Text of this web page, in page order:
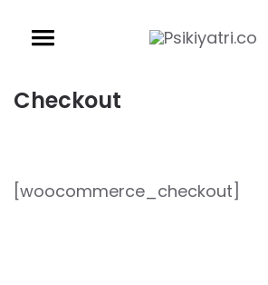
Checkout
[woocommerce_checkout]